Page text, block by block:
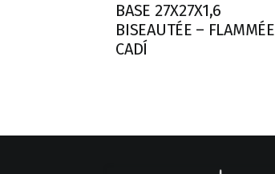
BASE 27X27X1,6
BISEAUTÉE – FLAMMÉE
CADÍ